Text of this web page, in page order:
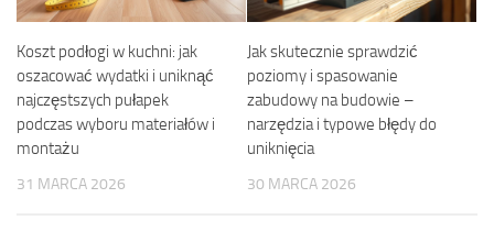
Koszt podłogi w kuchni: jak
oszacować wydatki i uniknąć
najczęstszych pułapek
podczas wyboru materiałów i
montażu
31 MARCA 2026
Jak skutecznie sprawdzić
poziomy i spasowanie
zabudowy na budowie –
narzędzia i typowe błędy do
uniknięcia
30 MARCA 2026